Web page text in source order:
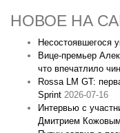
НОВОЕ НА
Несостоявшегося
Вице‑премьер
что впечатлило
Rossa LM GT:
Sprint 2026-07-16
Интервью с
Дмитрием Кожовым